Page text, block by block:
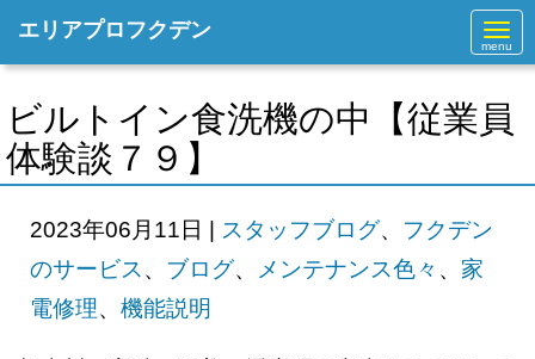
N
a
v
g
a
o
エリアプロフクデン
ビルトイン食洗機の中【従業員
体験談７９】
2023年06月11日 | スタッフブログ、 フクデン
のサービス 、 ブログ、 メンテナンス色々 、 家
電修理、 機能説明